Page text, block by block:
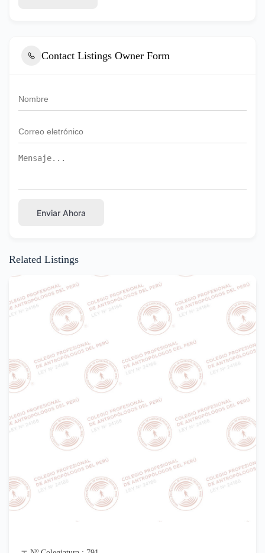
Contact Listings Owner Form
Enviar Ahora
Related Listings